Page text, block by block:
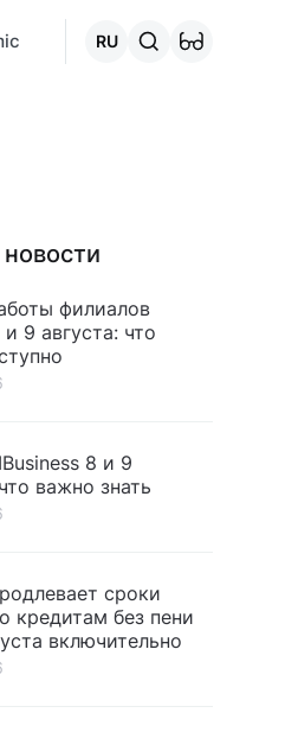
RU
филиалов
9 августа: что
8 и 9
важно знать
сроки
кредитам без пени
включительно